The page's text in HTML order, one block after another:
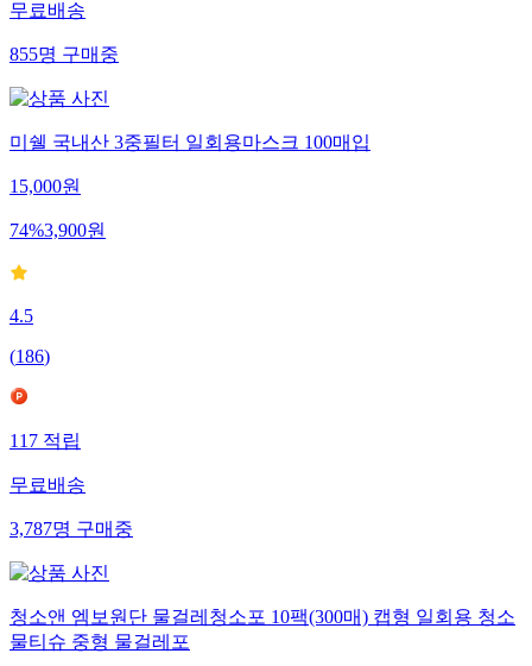
무료배송
855명구매중
미쉘 국내산 3중필터 일회용마스크 100매입
15,000원
74%3,900원
4.5
(186)
117적립
무료배송
3,787명구매중
청소앤 엠보원단 물걸레청소포 10팩(300매) 캡형 일회용 청소
물티슈 중형 물걸레포